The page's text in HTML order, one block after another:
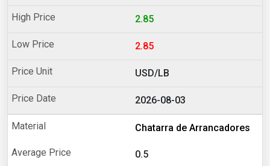
2.85
2.85
USD/LB
2026-08-03
Chatarra de Arrancadores
0.5